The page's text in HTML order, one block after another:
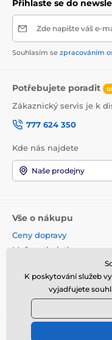
Přihlaste se do
Zde napište váš e-
Souhlasím se zpracováním
Potřebujete poradit
Zákaznický servis je k
777 624 350
Kde nás najdete
Naše prodejny
Vše o nákupu
Ceny dopravy
Možnosti platby
Reklamace a vrácení
Věrnostní program
© 2026
K poskytování služeb
vyjadřujete